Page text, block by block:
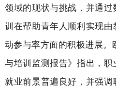
领域的现状与挑战，并通
训在帮助青年人顺利实现
动参与率方面的积极进展
与培训监测报告》指出，
就业前景普遍良好，并强